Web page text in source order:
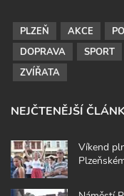
PLZEŇ AKCE
DOPRAVA
SPORT
ZVÍŘATA
NEJČTENĚJŠÍ
Víkend